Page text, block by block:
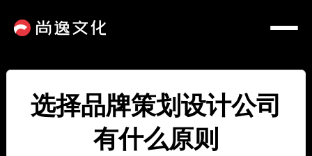
选择品牌策划设计公司
有什么原则